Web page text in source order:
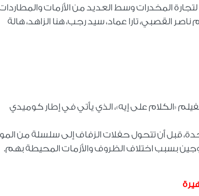
المخدرات وسط العديد من الأزمات
القصبي، تارا عماد، سيد رجب، هنا الزاهد، هالة
«الكلام على إيه»، الذي يأتي في إطار كوميدي
قبل أن تتحول حفلات الزفاف إلى سلسلة من
بسبب اختلاف الظروف والأزمات المحيطة بهم.